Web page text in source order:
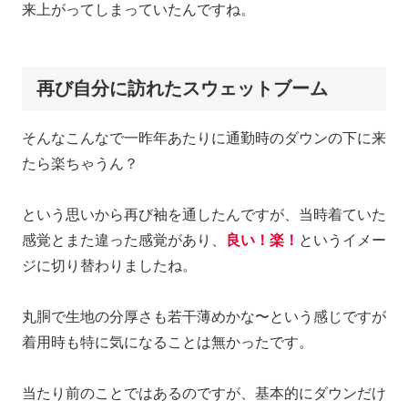
来上がってしまっていたんですね。
再び自分に訪れたスウェットブーム
そんなこんなで一昨年あたりに通勤時のダウンの下に来
たら楽ちゃうん？
という思いから再び袖を通したんですが、当時着ていた
感覚とまた違った感覚があり、
良い！楽！ というイメー
ジに切り替わりましたね。
丸胴で生地の分厚さも若干薄めかな〜という感じですが
着用時も特に気になることは無かったです。
当たり前のことではあるのですが、基本的にダウンだけ